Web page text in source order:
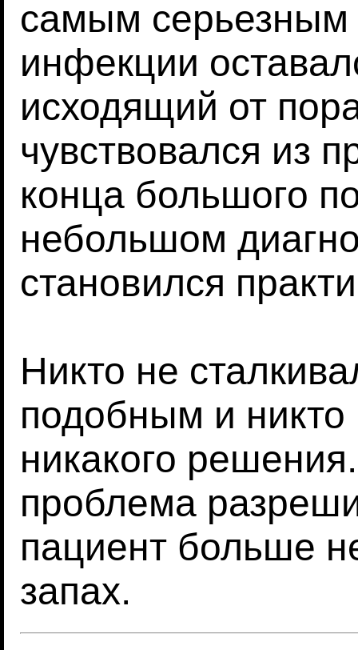
самым серьезным
инфекции
исходящий от
чувствовался из
конца большого
небольшом
становился
Никто не
подобным и
никакого
проблема
пациент больше
запах.